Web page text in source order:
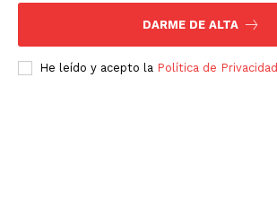
DARME DE ALTA
He leído y acepto la Política de Privacidad